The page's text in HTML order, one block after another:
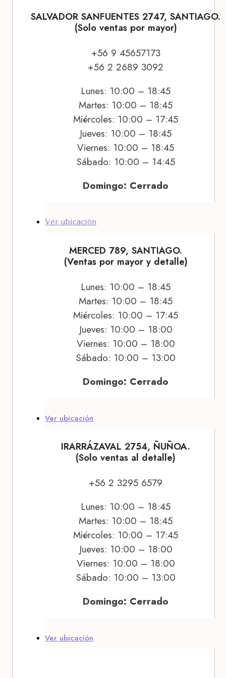
SALVADOR SANFUENTES 2747, SANTIAGO.
(Solo ventas por mayor)
+56 9 45657173
+56 2 2689 3092
Lunes: 10:00 – 18:45
Martes: 10:00 – 18:45
Miércoles: 10:00 – 17:45
Jueves: 10:00 – 18:45
Viernes: 10:00 – 18:45
Sábado: 10:00 – 14:45
Domingo: Cerrado
Ver ubicación
MERCED 789, SANTIAGO.
(Ventas por mayor y detalle)
Lunes: 10:00 – 18:45
Martes: 10:00 – 18:45
Miércoles: 10:00 – 17:45
Jueves: 10:00 – 18:00
Viernes: 10:00 – 18:00
Sábado: 10:00 – 13:00
Domingo: Cerrado
Ver ubicación
IRARRÁZAVAL 2754, ÑUÑOA.
(Solo ventas al detalle)
+56 2 3295 6579
Lunes: 10:00 – 18:45
Martes: 10:00 – 18:45
Miércoles: 10:00 – 17:45
Jueves: 10:00 – 18:00
Viernes: 10:00 – 18:00
Sábado: 10:00 – 13:00
Domingo: Cerrado
Ver ubicación